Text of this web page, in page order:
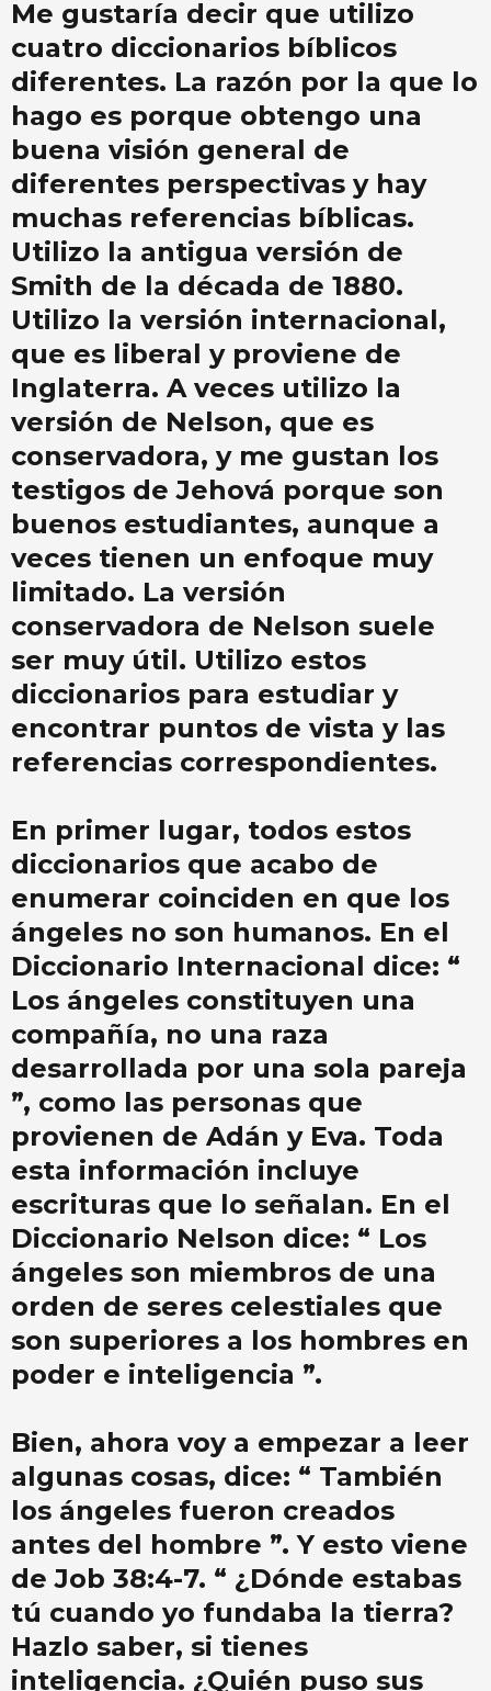
Me gustaría decir que utilizo
cuatro diccionarios bíblicos
diferentes. La razón por la que lo
hago es porque obtengo una
buena visión general de
diferentes perspectivas y hay
muchas referencias bíblicas.
Utilizo la antigua versión de
Smith de la década de 1880.
Utilizo la versión internacional,
que es liberal y proviene de
Inglaterra. A veces utilizo la
versión de Nelson, que es
conservadora, y me gustan los
testigos de Jehová porque son
buenos estudiantes, aunque a
veces tienen un enfoque muy
limitado. La versión
conservadora de Nelson suele
ser muy útil. Utilizo estos
diccionarios para estudiar y
encontrar puntos de vista y las
referencias correspondientes.
En primer lugar, todos estos
diccionarios que acabo de
enumerar coinciden en que los
ángeles no son humanos. En el
Diccionario Internacional dice: “
Los ángeles constituyen una
compañía, no una raza
desarrollada por una sola pareja
”, como las personas que
provienen de Adán y Eva. Toda
esta información incluye
escrituras que lo señalan. En el
Diccionario Nelson dice: “ Los
ángeles son miembros de una
orden de seres celestiales que
son superiores a los hombres en
poder e inteligencia ”.
Bien, ahora voy a empezar a leer
algunas cosas, dice: “ También
los ángeles fueron creados
antes del hombre ”. Y esto viene
de Job 38:4-7. “ ¿Dónde estabas
tú cuando yo fundaba la tierra?
Hazlo saber, si tienes
inteligencia. ¿Quién puso sus